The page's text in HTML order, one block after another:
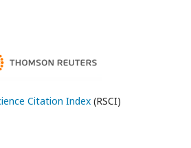
Citation Index(RSCI)